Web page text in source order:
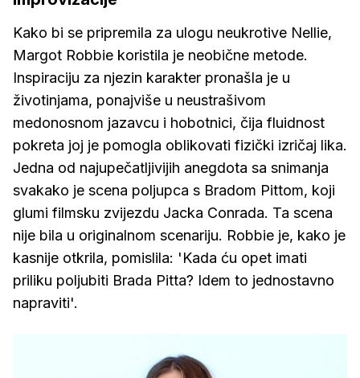
Kako bi se pripremila za ulogu neukrotive Nellie,
Margot Robbie koristila je neobične metode.
Inspiraciju za njezin karakter pronašla je u
životinjama, ponajviše u neustrašivom
medonosnom jazavcu i hobotnici, čija fluidnost
pokreta joj je pomogla oblikovati fizički izričaj lika.
Jedna od najupečatljivijih anegdota sa snimanja
svakako je scena poljupca s Bradom Pittom, koji
glumi filmsku zvijezdu Jacka Conrada. Ta scena
nije bila u originalnom scenariju. Robbie je, kako je
kasnije otkrila, pomislila: 'Kada ću opet imati
priliku poljubiti Brada Pitta? Idem to jednostavno
napraviti'.